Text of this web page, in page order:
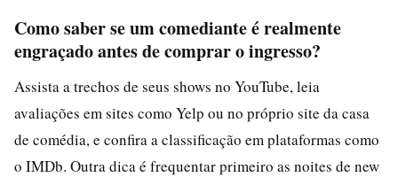
Como saber se um comediante é realmente
engraçado antes de comprar o ingresso?
Assista a trechos de seus shows no YouTube, leia
avaliações em sites como Yelp ou no próprio site da casa
de comédia, e confira a classificação em plataformas como
o IMDb. Outra dica é frequentar primeiro as noites de new